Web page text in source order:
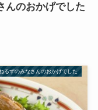
んのおかげでした
るずのみなさんのおかげでした